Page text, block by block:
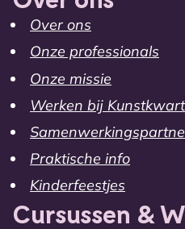
Over ons
Onze professionals
Onze missie
Werken bij
Praktische info
Kinderfeestjes
Cursussen &